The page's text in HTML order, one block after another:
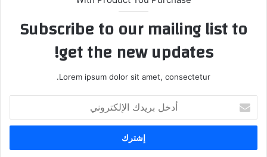
Subscribe to our mailing list to
get the new updates!
Lorem ipsum dolor sit amet, consectetur.
خ
ب